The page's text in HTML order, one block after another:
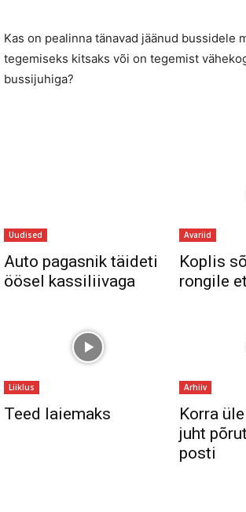
Kas on pealinna tänavad jäänud bussidele
tegemiseks kitsaks või on tegemist
bussijuhiga?
Uudised
Auto pagasnik täideti
öösel kassiliivaga
Avariid
Koplis
rongile
Liiklus
Teed laiemaks
Arhiiv
Korra
juht
posti